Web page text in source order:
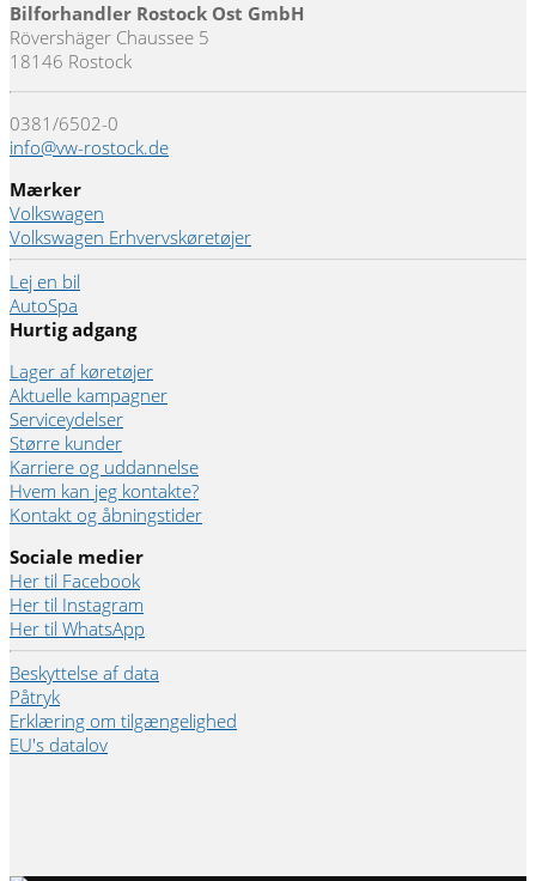
Bilforhandler Rostock Ost GmbH
Rövershäger Chaussee 5
18146 Rostock
0381/6502-0
info@vw-rostock.de
Mærker
Volkswagen
Volkswagen Erhvervskøretøjer
Lej en bil
AutoSpa
Hurtig adgang
Lager af køretøjer
Aktuelle kampagner
Serviceydelser
Større kunder
Karriere og uddannelse
Hvem kan jeg kontakte?
Kontakt og åbningstider
Sociale medier
Her til Facebook
Her til Instagram
Her til WhatsApp
Beskyttelse af data
Påtryk
Erklæring om tilgængelighed
EU's datalov